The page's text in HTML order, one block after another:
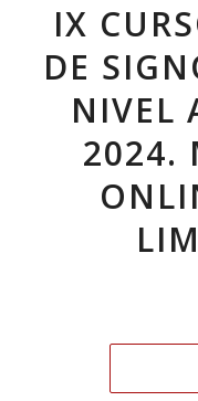
IX
DE
NIVEL
2024.